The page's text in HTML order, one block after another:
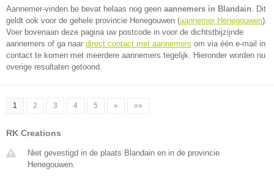
Aannemer-vinden.be bevat helaas nog geen aannemers in Blandain. Dit
geldt ook voor de gehele provincie Henegouwen (aannemer Henegouwen).
Voer bovenaan deze pagina uw postcode in voor de dichtstbijzijnde
aannemers of ga naar direct contact met aannemers om via één e-mail in
contact te komen met meerdere aannemers tegelijk. Hieronder worden nu
overige resultaten getoond.
1 2 3 4 5 » »»
RK Creations
Niet gevestigd in de plaats Blandain en in de provincie
Henegouwen.